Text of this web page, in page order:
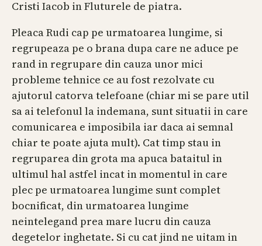
Cristi Iacob in Fluturele de piatra.
Pleaca Rudi cap pe urmatoarea lungime, si
regrupeaza pe o brana dupa care ne aduce pe
rand in regrupare din cauza unor mici
probleme tehnice ce au fost rezolvate cu
ajutorul catorva telefoane (chiar mi se pare util
sa ai telefonul la indemana, sunt situatii in care
comunicarea e imposibila iar daca ai semnal
chiar te poate ajuta mult). Cat timp stau in
regruparea din grota ma apuca bataitul in
ultimul hal astfel incat in momentul in care
plec pe urmatoarea lungime sunt complet
bocnificat, din urmatoarea lungime
neintelegand prea mare lucru din cauza
degetelor inghetate. Si cu cat jind ne uitam in